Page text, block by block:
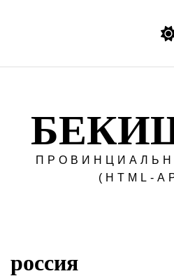
(HTML-
россия